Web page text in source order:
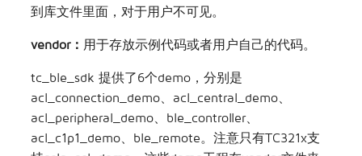
到库文件里面，对于用户不可见。
vendor： 用于存放示例代码或者用户自己的代码。
tc_ble_sdk 提供了6个demo，分别是
acl_connection_demo、acl_central_demo、
acl_peripheral_demo、ble_controller、
acl_c1p1_demo、ble_remote。注意只有TC321x支